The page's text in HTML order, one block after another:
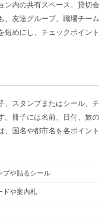
ン内の共有スペース、貸切
、友達グループ、職場チー
めにし、チェックポイン
、スタンプまたはシール、
。冊子には名前、日付、旅
国名や都市名を各ポイン
プや貼るシール
ドや案内札